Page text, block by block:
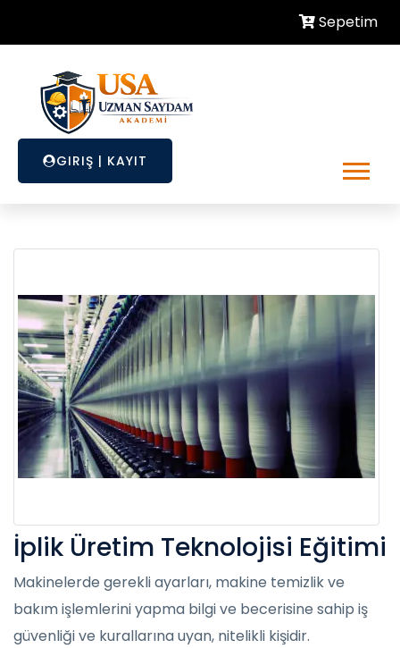
Sepetim
GIRIŞ | KAYIT
İplik Üretim Teknolojisi Eğitimi
Makinelerde gerekli ayarları, makine temizlik ve
bakım işlemlerini yapma bilgi ve becerisine sahip iş
güvenliği ve kurallarına uyan, nitelikli kişidir.